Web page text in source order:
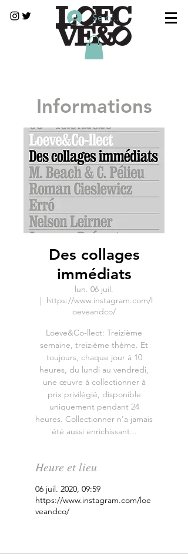
Se connecter
Informations
Des collages
immédiats
lun. 06 juil.
  |
https://www.instagram.com/l
oeveandco/
Loeve&Co-llect: Treizième
semaine, treizième thème. Et
toujours, chaque jour à 10
heures, du lundi au vendredi,
une œuvre à collectionner à
prix privilégié, disponible
uniquement pendant 24
heures. Collectionner n'a jamais
été aussi enrichissant...
Heure et lieu
06 juil. 2020, 09:59
https://www.instagram.com/loe
veandco/